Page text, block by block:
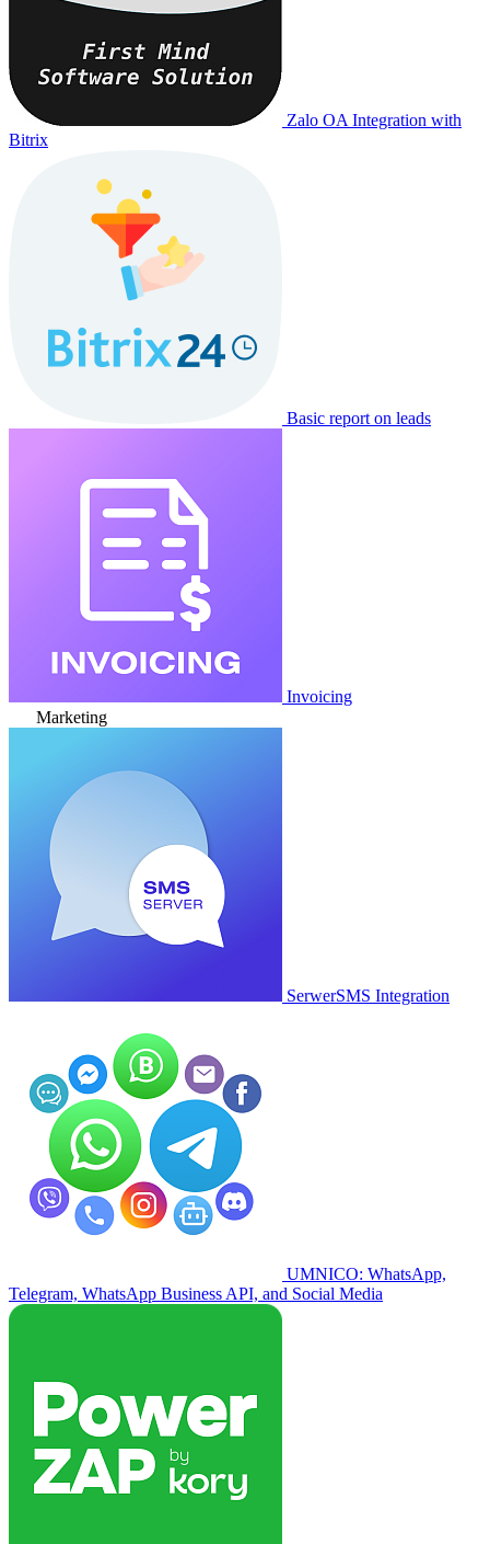
Zalo OA Integration with
Bitrix
Basic report on leads
Invoicing
Marketing
SerwerSMS Integration
UMNICO: WhatsApp,
Telegram, WhatsApp Business API, and Social Media